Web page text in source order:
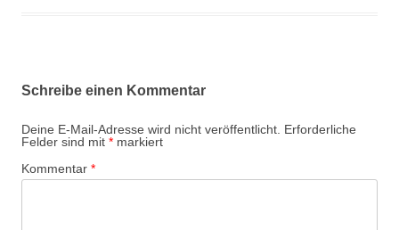
Schreibe einen Kommentar
Deine E-Mail-Adresse wird nicht veröffentlicht. Erforderliche
Felder sind mit * markiert
Kommentar *